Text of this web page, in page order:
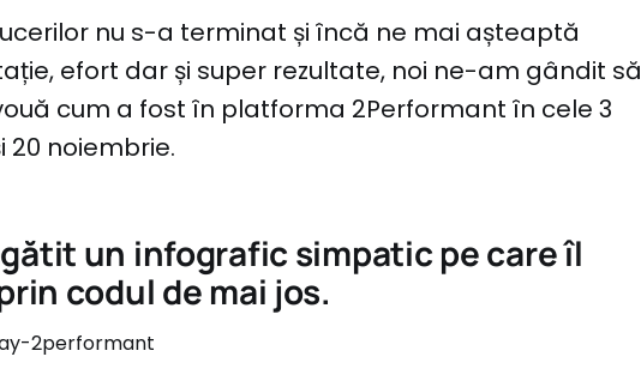
nu s-a terminat și încă ne mai așteaptă
efort dar și super rezultate, noi ne-am gândit să
cum a fost în platforma 2Performant în cele 3
20 noiembrie.
un infografic simpatic pe care îl
codul de mai jos.